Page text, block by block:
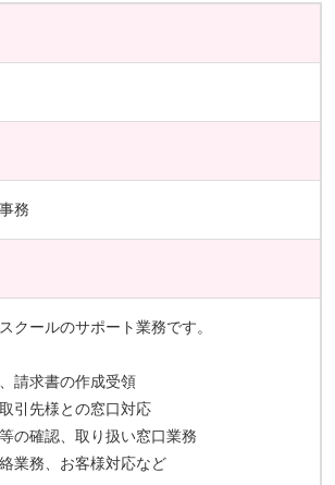
務
クールのサポート業務です。
請求書の作成受領
引先様との窓口対応
の確認、取り扱い窓口業務
業務、お客様対応など